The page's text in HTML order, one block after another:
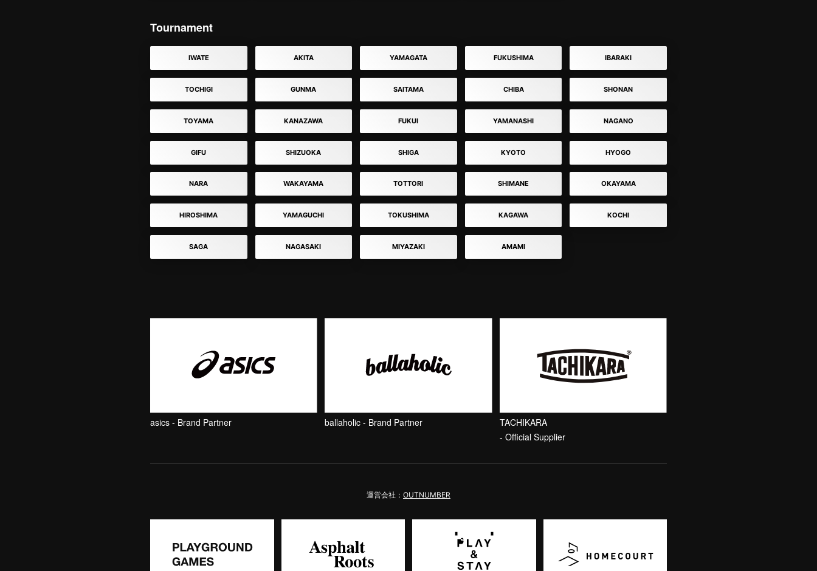
Tournament
IWATE AKITA YAMAGATA FUKUSHIMA IBARAKI
TOCHIGI GUNMA SAITAMA CHIBA SHONAN
TOYAMA KANAZAWA FUKUI YAMANASHI NAGANO
GIFU SHIZUOKA SHIGA KYOTO HYOGO
NARA WAKAYAMA TOTTORI SHIMANE OKAYAMA
HIROSHIMA YAMAGUCHI TOKUSHIMA KAGAWA KOCHI
SAGA NAGASAKI MIYAZAKI AMAMI
asics - Brand Partner ballaholic - Brand Partner
TACHIKARA
- Official Supplier
運営会社： OUTNUMBER